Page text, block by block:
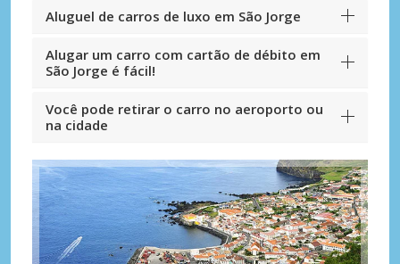
Aluguel de carros de luxo em São Jorge
Alugar um carro com cartão de débito em
São Jorge é fácil!
Você pode retirar o carro no aeroporto ou
na cidade